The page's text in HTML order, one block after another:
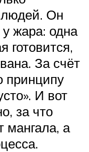
людей. Он
жара: одна
готовится,
За счёт
принципу
И вот
за что
мангала, а